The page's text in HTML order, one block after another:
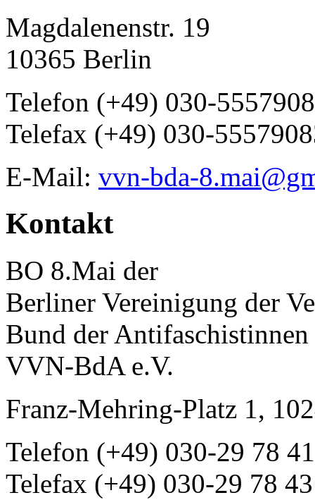
Magdalenenstr. 19
10365 Berlin
Telefon (+49) 030-
Telefax (+49) 030-
E-Mail: vvn-bda-
Kontakt
BO 8.Mai der
Berliner Vereinigung der
Bund der
VVN-BdA e.V.
Franz-Mehring-Platz 1,
Telefon (+49) 030-29 78
Telefax (+49) 030-29 78